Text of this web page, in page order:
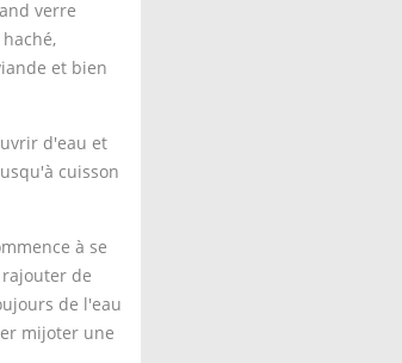
verre
et bien
d'eau et
cuisson
à se
de
de l'eau
mijoter une